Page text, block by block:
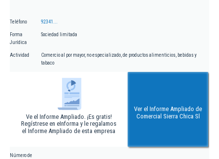
Teléfono 92341...
Forma
Jurídica
Sociedad limitada
Actividad
Comercio al por mayor, no especializado, de productos alimenticios, bebidas y
tabaco
Ve el Informe Ampliado. ¡Es gratis!
Regístrese en eInforma y le regalamos
el Informe Ampliado de esta empresa
Ver el Informe Ampliado de
Comercial Sierra Chica Sl
Número de